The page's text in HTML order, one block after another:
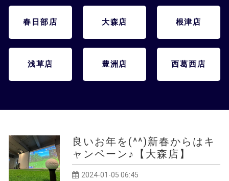
春日部店 大森店 根津店
浅草店 豊洲店 西葛西店
良いお年を(^^)新春からはキ
ャンペーン♪【大森店】
2024-01-05 06:45